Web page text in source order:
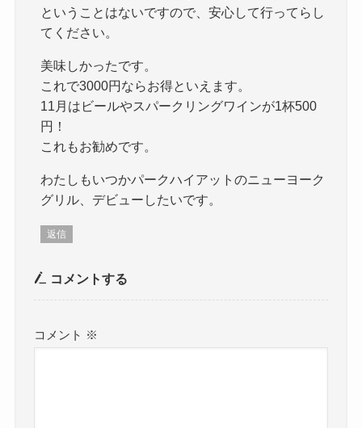
ということはないですので、安心して行ってらし
てください。
美味しかったです。
これで3000円ならお得といえます。
11月はビールやスパークリングワインが1杯500
円！
これもお勧めです。
わたしもいつかパークハイアットのニューヨーク
グリル、デビューしたいです。
返信
コメントする
コメント ※